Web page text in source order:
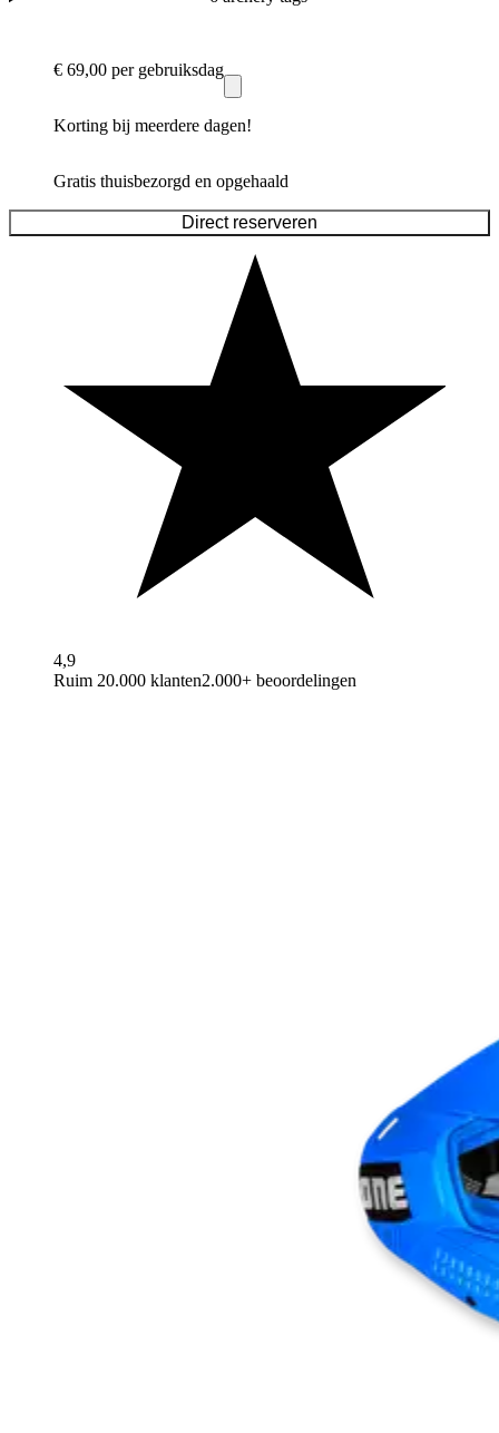
€ 69,00 per gebruiksdag
Korting bij meerdere dagen!
Gratis thuisbezorgd en opgehaald
Direct reserveren
4,9
Ruim 20.000 klanten2.000+ beoordelingen